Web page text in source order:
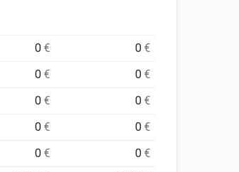
0€ 0€
0€ 0€
0€ 0€
0€ 0€
0€ 0€